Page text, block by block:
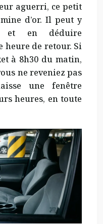
aguerri, ce petit
d’or. Il peut y
et en déduire
heure de retour. Si
à 8h30 du matin,
ne reveniez pas
une fenêtre
heures, en toute